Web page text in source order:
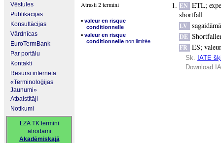
Vēstules
Publikācijas
Konsultācijas
Vārdnīcas
EuroTermBank
Par portālu
Kontakti
Resursi internetā
«Terminoloģijas
Jaunumi»
Atbalstītāji
Notikumi
LZA TK termini
atrodami
Akadēmiskajā
Atrasti 2 termini
▪ valeur en risque
conditionnelle
▪ valeur en risque
conditionnelle non limitée
EN ETL;
shortfall
LV
DE
FR ES;
Sk. IATE
Download